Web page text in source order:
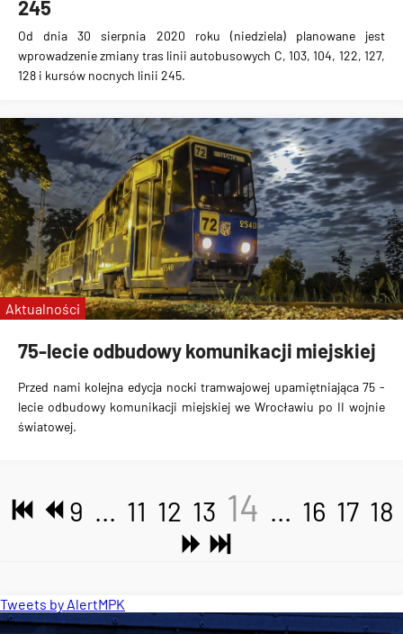
245
Od dnia 30 sierpnia 2020 roku (niedziela) planowane jest
wprowadzenie zmiany tras linii autobusowych C, 103, 104, 122, 127,
128 i kursów nocnych linii 245.
75-lecie odbudowy komunikacji miejskiej
Przed nami kolejna edycja nocki tramwajowej upamiętniająca 75 -
lecie odbudowy komunikacji miejskiej we Wrocławiu po II wojnie
światowej.
Aktualności
9 ... 11 12 13 14 ... 16 17 18
Tweets by AlertMPK